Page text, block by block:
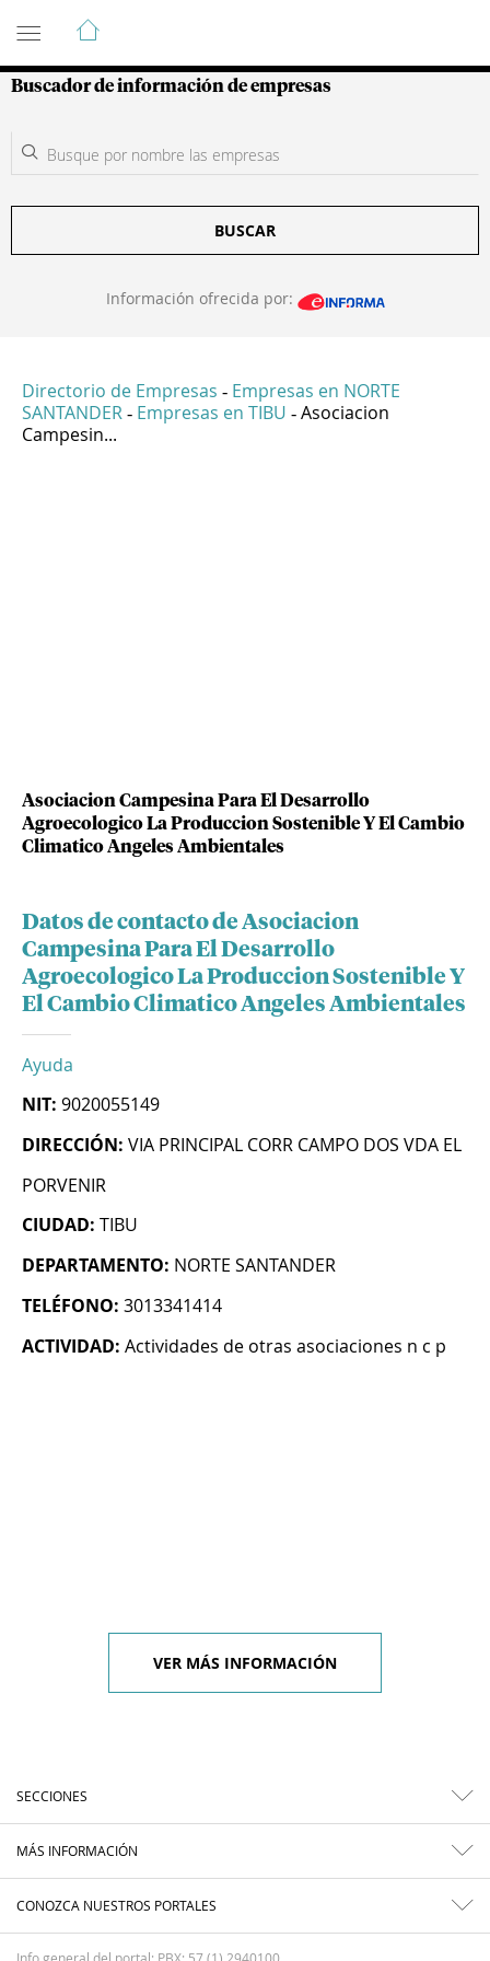
Guía de Empresas Colombianas
Buscador de información de empresas
BUSCAR
Información ofrecida por:
Directorio de Empresas - Empresas en NORTE
SANTANDER - Empresas en TIBU - Asociacion
Campesin...
Asociacion Campesina Para El Desarrollo
Agroecologico La Produccion Sostenible Y El Cambio
Climatico Angeles Ambientales
Datos de contacto de Asociacion
Campesina Para El Desarrollo
Agroecologico La Produccion Sostenible Y
El Cambio Climatico Angeles Ambientales
Ayuda
NIT: 9020055149
DIRECCIÓN: VIA PRINCIPAL CORR CAMPO DOS VDA EL
PORVENIR
CIUDAD: TIBU
DEPARTAMENTO: NORTE SANTANDER
TELÉFONO: 3013341414
ACTIVIDAD: Actividades de otras asociaciones n c p
VER MÁS INFORMACIÓN
SECCIONES
MÁS INFORMACIÓN
CONOZCA NUESTROS PORTALES